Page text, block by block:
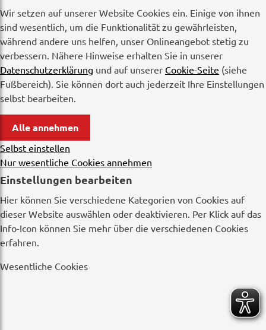
Wir setzen auf unserer Website Cookies ein. Einige von ihnen
sind wesentlich, um die Funktionalität zu gewährleisten,
während andere uns helfen, unser Onlineangebot stetig zu
verbessern. Nähere Hinweise erhalten Sie in unserer
Datenschutzerklärung und auf unserer Cookie-Seite (siehe
Fußbereich). Sie können dort auch jederzeit Ihre Einstellungen
selbst bearbeiten.
Alle annehmen
Selbst einstellen
Nur wesentliche Cookies annehmen
Einstellungen bearbeiten
Hier können Sie verschiedene Kategorien von Cookies auf
dieser Website auswählen oder deaktivieren. Per Klick auf das
Info-Icon können Sie mehr über die verschiedenen Cookies
erfahren.
Wesentliche Cookies